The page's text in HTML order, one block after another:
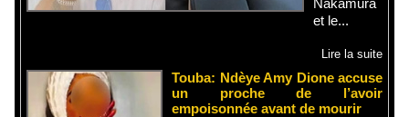
Nakamura
et le...
Lire la suite
Touba: Ndèye Amy Dione accuse
un proche de l’avoir
empoisonnée avant de mourir